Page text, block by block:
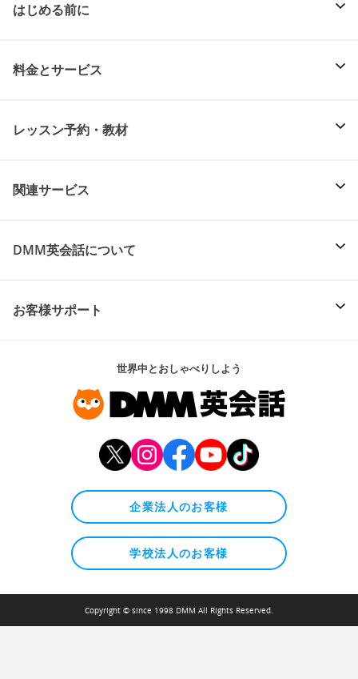
はじめる前に
料金とサービス
レッスン予約・教材
関連サービス
DMM英会話について
お客様サポート
世界中とおしゃべりしよう
企業法人のお客様
学校法人のお客様
Copyright © since 1998 DMM All Rights Reserved.